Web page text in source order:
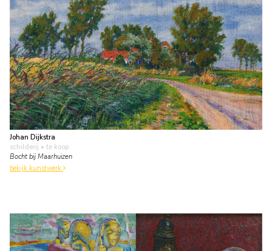
Johan Dijkstra
schilderij • te koop
Bocht bij Maarhuizen
bekijk kunstwerk